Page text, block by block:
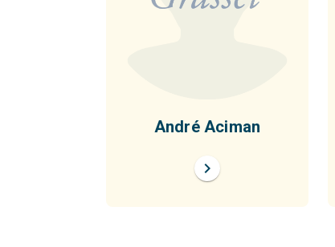
André Aciman
chevron_right